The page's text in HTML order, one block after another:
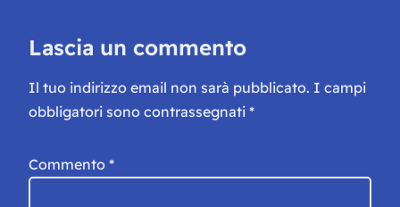
Lascia un commento
Il tuo indirizzo email non sarà pubblicato. I campi
obbligatori sono contrassegnati *
Commento *